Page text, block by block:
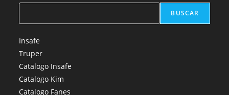
BUSCAR
Insafe
Truper
Catalogo Insafe
Catalogo Kim
Catalogo Fanes